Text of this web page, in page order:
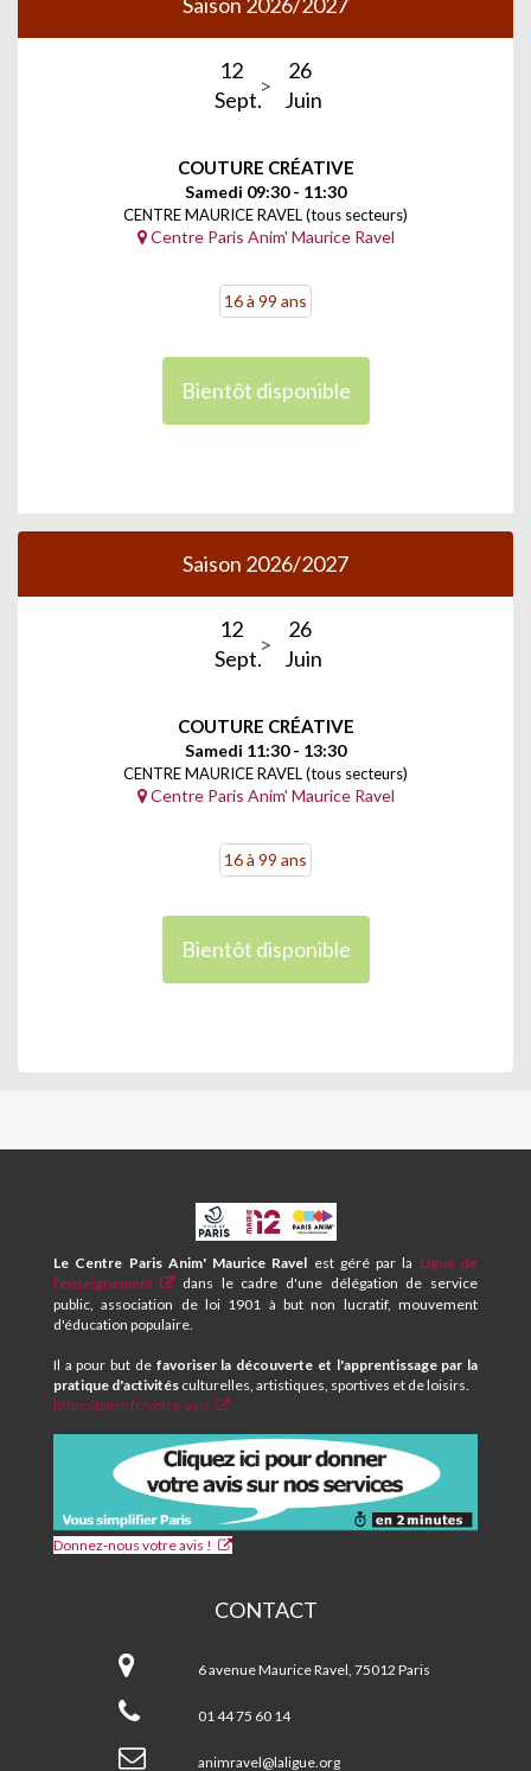
12
Sept.
26
Juin
COUTURE CRÉATIVE
Samedi 09:30 - 11:30
CENTRE MAURICE RAVEL (tous secteurs)
Centre Paris Anim' Maurice Ravel
16 à 99 ans
Bientôt disponible
Saison 2026/2027
12
Sept.
26
Juin
COUTURE CRÉATIVE
Samedi 11:30 - 13:30
CENTRE MAURICE RAVEL (tous secteurs)
Centre Paris Anim' Maurice Ravel
16 à 99 ans
Bientôt disponible
CPA
ET
CENTRE
SOCIAL
MAURICE
Le Centre Paris Anim' Maurice Ravel est géré par la Ligue de
l'enseignement
dans le cadre d'une délégation de service
public, association de loi 1901 à but non lucratif, mouvement
d'éducation populaire.
Il a pour but de favoriser la découverte et l'apprentissage par la
pratique d'activités culturelles, artistiques, sportives et de loisirs.
https://paris.fr/votre-avis
Donnez-nous votre avis !
CONTACT
Centre
Social
MAURICE
6 avenue Maurice Ravel, 75012 Paris
01 44 75 60 14
animravel@laligue.org